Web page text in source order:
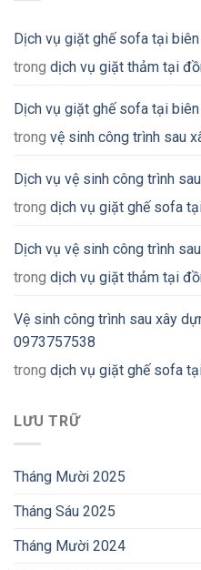
Dịch vụ giặt ghế sofa tại
trong dịch vụ giặt thảm tại
Dịch vụ giặt ghế sofa tại
trong vệ sinh công trình sau
Dịch vụ vệ sinh công trình
trong dịch vụ giặt ghế sofa
Dịch vụ vệ sinh công trình
trong dịch vụ giặt thảm tại
Vệ sinh công trình sau xây
0973757538
trong dịch vụ giặt ghế sofa
LƯU TRỮ
Tháng Mười 2025
Tháng Sáu 2025
Tháng Mười 2024